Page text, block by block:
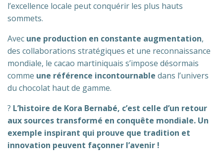
l’excellence locale peut conquérir les plus hauts
sommets.
Avec une production en constante augmentation,
des collaborations stratégiques et une reconnaissance
mondiale, le cacao martiniquais s’impose désormais
comme une référence incontournable dans l’univers
du chocolat haut de gamme.
? L’histoire de Kora Bernabé, c’est celle d’un retour
aux sources transformé en conquête mondiale. Un
exemple inspirant qui prouve que tradition et
innovation peuvent façonner l’avenir !